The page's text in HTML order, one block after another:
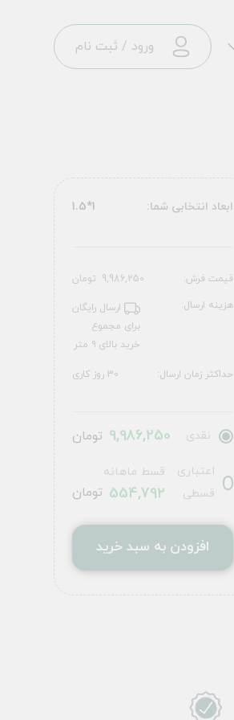
ورود / ثبت نام
ابعاد انتخابی شما: 1*1.5
قیمت فرش: 9,986,250 تومان
هزینه ارسال:
ارسال رایگان
برای مجموع
خرید بالای ۹ متر
حداکثر زمان ارسال: 30 روز کاری
نقدی 9,986,250 تومان
اعتباری
قسطی
قسط ماهانه
554,792 تومان
افزودن به سبد خرید